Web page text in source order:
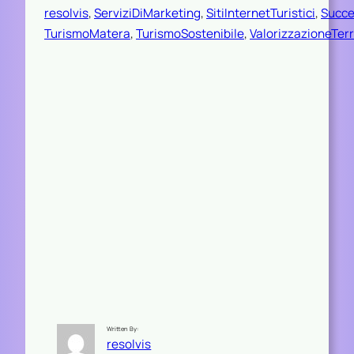
resolvis, ServiziDiMarketing, SitiInternetTuristici,
TurismoMatera, TurismoSostenibile,
Written By:
resolvis